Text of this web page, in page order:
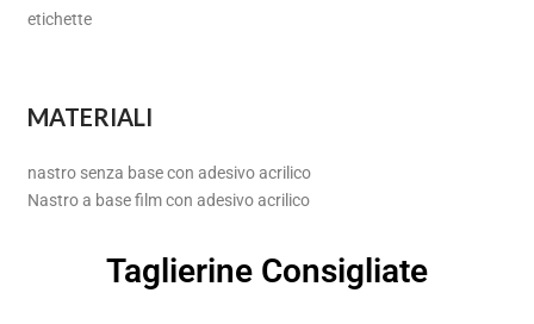
etichette
MATERIALI
nastro senza base con adesivo acrilico
Nastro a base film con adesivo acrilico
Taglierine Consigliate